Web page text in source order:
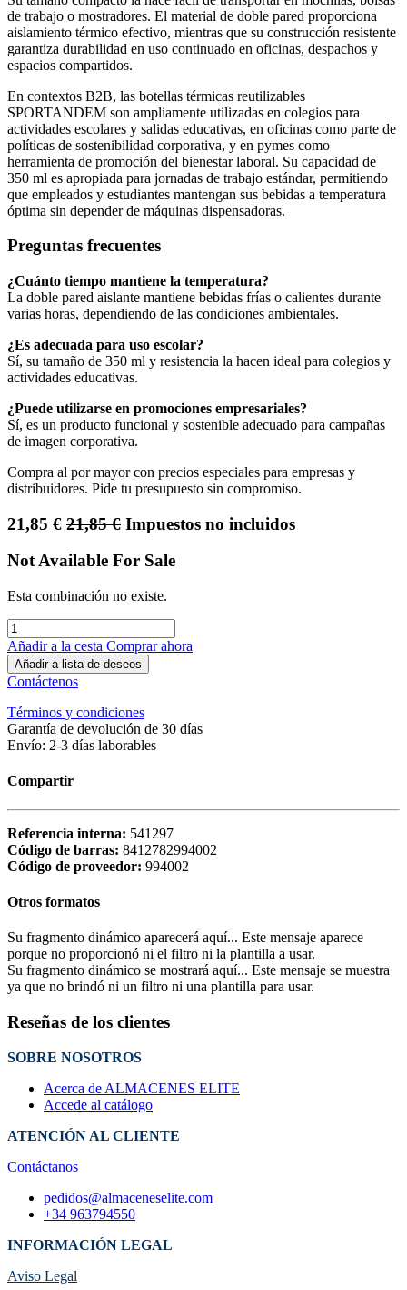
de trabajo o mostradores. El material de doble pared proporciona
aislamiento térmico efectivo, mientras que su construcción resistente
garantiza durabilidad en uso continuado en oficinas, despachos y
espacios compartidos.
En contextos B2B, las botellas térmicas reutilizables
SPORTANDEM son ampliamente utilizadas en colegios para
actividades escolares y salidas educativas, en oficinas como parte de
políticas de sostenibilidad corporativa, y en pymes como
herramienta de promoción del bienestar laboral. Su capacidad de
350 ml es apropiada para jornadas de trabajo estándar, permitiendo
que empleados y estudiantes mantengan sus bebidas a temperatura
óptima sin depender de máquinas dispensadoras.
Preguntas frecuentes
¿Cuánto tiempo mantiene la temperatura?
La doble pared aislante mantiene bebidas frías o calientes durante
varias horas, dependiendo de las condiciones ambientales.
¿Es adecuada para uso escolar?
Sí, su tamaño de 350 ml y resistencia la hacen ideal para colegios y
actividades educativas.
¿Puede utilizarse en promociones empresariales?
Sí, es un producto funcional y sostenible adecuado para campañas
de imagen corporativa.
Compra al por mayor con precios especiales para empresas y
distribuidores. Pide tu presupuesto sin compromiso.
21,85 € 21,85€ Impuestos no incluidos
Not Available For Sale
Esta combinación no existe.
Añadir a la cesta Comprar ahora
Añadir a lista de deseos
Contáctenos
Términos y condiciones
Garantía de devolución de 30 días
Envío: 2-3 días laborables
Compartir
Referencia interna: 541297
Código de barras: 8412782994002
Código de proveedor: 994002
Otros formatos
Su fragmento dinámico aparecerá aquí... Este mensaje aparece
porque no proporcionó ni el filtro ni la plantilla a usar.
Su fragmento dinámico se mostrará aquí... Este mensaje se muestra
ya que no brindó ni un filtro ni una plantilla para usar.
Reseñas de los clientes
SOBRE NOSOTROS
Acerca de ALMACENES ELITE
Accede al catálogo
ATENCIÓN AL CLIENTE
Contáctanos
pedidos@almaceneselite.com
+34 963794550
INFORMACIÓN LEGAL
Aviso Legal